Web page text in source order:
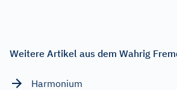
Weitere Artikel aus dem Wahrig
Harmonium